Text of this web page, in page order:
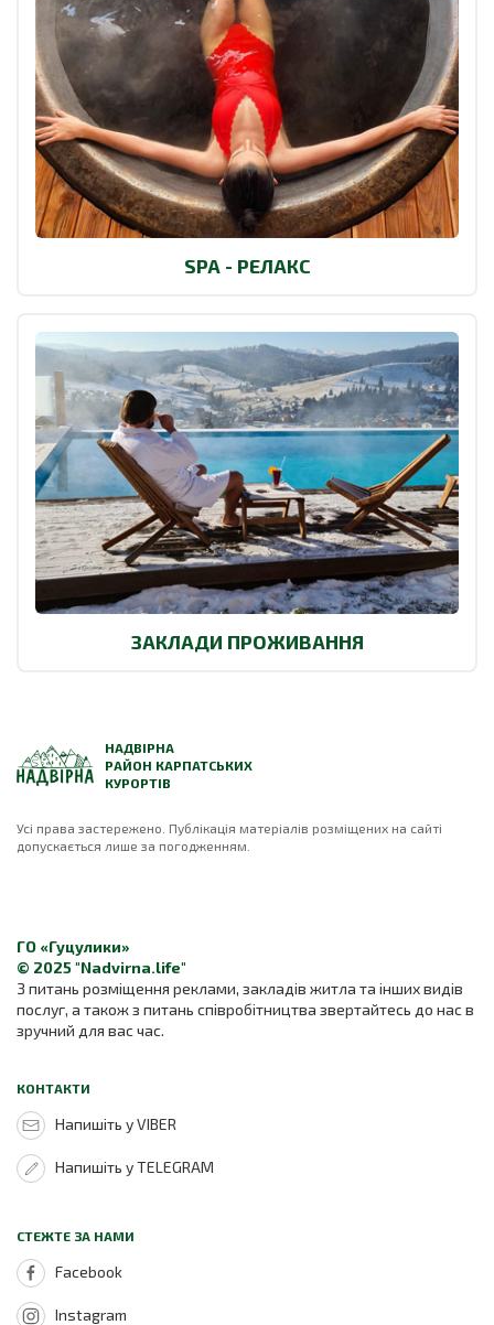
SPA - РЕЛАКС
ЗАКЛАДИ ПРОЖИВАННЯ
НАДВІРНА
РАЙОН КАРПАТСЬКИХ
КУРОРТІВ
Усі права застережено. Публікація матеріалів розміщених на сайті
допускається лише за погодженням.
ГО «Гуцулики»
© 2025 "Nadvirna.life"
З питань розміщення реклами, закладів житла та інших видів
послуг, а також з питань співробітництва звертайтесь до нас в
зручний для вас час.
КОНТАКТИ
Напишіть у VIBER
Напишіть у TELEGRAM
СТЕЖТЕ ЗА НАМИ
Facebook
Instagram